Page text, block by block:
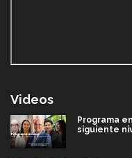
Videos
Programa
siguiente